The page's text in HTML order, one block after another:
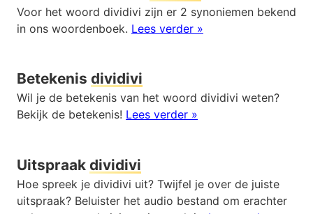
Voor het woord dividivi zijn er 2 synoniemen bekend
in ons woordenboek. Lees verder »
Betekenis dividivi
Wil je de betekenis van het woord dividivi weten?
Bekijk de betekenis! Lees verder »
Uitspraak dividivi
Hoe spreek je dividivi uit? Twijfel je over de juiste
uitspraak? Beluister het audio bestand om erachter